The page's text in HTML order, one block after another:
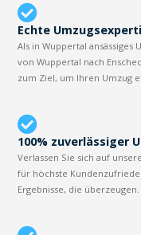
Echte
Als in Wuppertal
von Wuppertal nach
zum Ziel, um Ihren Umzug
100% zuverlässiger
Verlassen Sie sich auf
für höchste
Ergebnisse, die überzeugen.